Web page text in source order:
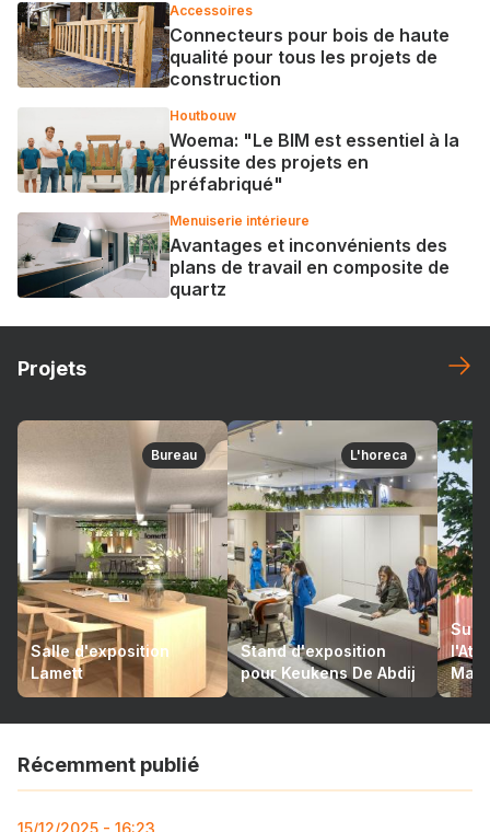
Accessoires
Connecteurs pour bois de haute
qualité pour tous les projets de
construction
Houtbouw
Woema: "Le BIM est essentiel à la
réussite des projets en
préfabriqué"
Menuiserie intérieure
Avantages et inconvénients des
plans de travail en composite de
quartz
Projets
Bureau
Salle d'exposition
Lamett
L'horeca
Stand d'exposition
pour Keukens De Abdij
Récemment publié
15/12/2025 - 16:23